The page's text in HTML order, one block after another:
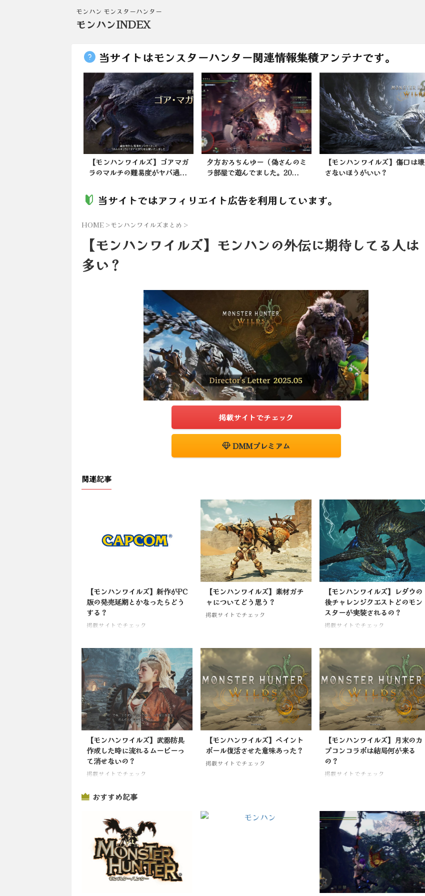
モンハン モンスターハンター
モンハンINDEX
当サイトはモンスターハンター関連情報集積アンテナです。
【モンハンワイルズ】ゴアマガ
ラのマルチの難易度がヤバ過...
夕方おろちんゆー（偽さんのミ
ラ部屋で遊んでました。20...
【モンハンワイルズ】傷口は壊
さないほうがいい？
当サイトではアフィリエイト広告を利用しています。
HOME >モンハンワイルズまとめ >
【モンハンワイルズ】モンハンの外伝に期待してる人は
多い？
掲載サイトでチェック
DMMプレミアム
関連記事
【モンハンワイルズ】新作がPC
版の発売延期とかなったらどう
する？
掲載サイトでチェック
【モンハンワイルズ】素材ガチ
ャについてどう思う？
掲載サイトでチェック
【モンハンワイルズ】レダウの
後チャレンジクエストどのモン
スターが実装されるの？
掲載サイトでチェック
【モンハンワイルズ】武器防具
作成した時に流れるムービーっ
て消せないの？
掲載サイトでチェック
【モンハンワイルズ】ペイント
ボール復活させた意味あった？
掲載サイトでチェック
【モンハンワイルズ】月末のカ
プコンコラボは結局何が来る
の？
掲載サイトでチェック
おすすめ記事